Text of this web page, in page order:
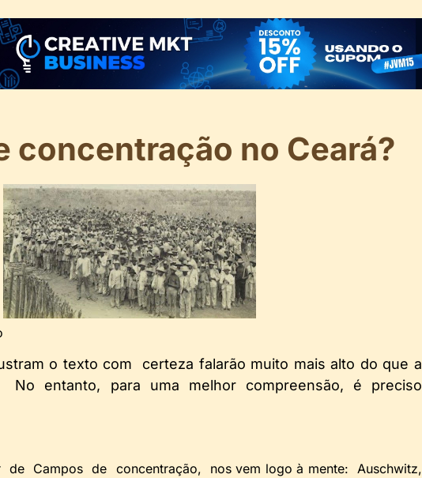
concentração no Ceará?
o texto com certeza falarão muito mais alto do que a
No entanto, para uma melhor compreensão, é preciso
Campos de concentração, nos vem logo à mente: Auschwitz,